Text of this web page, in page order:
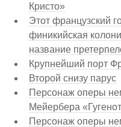
Кристо»
Этот французский
финикийская
название
Крупнейший порт
Второй снизу парус
Персонаж оперы
Мейербера
Персонаж оперы